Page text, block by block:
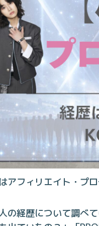
アフィリエイト・プ
の経歴について調べ